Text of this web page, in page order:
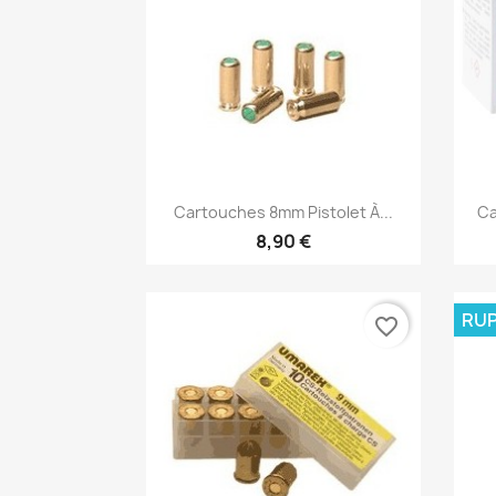
Aperçu rapide
Cartouches 8mm Pistolet À...
8,90 €
favorite_border